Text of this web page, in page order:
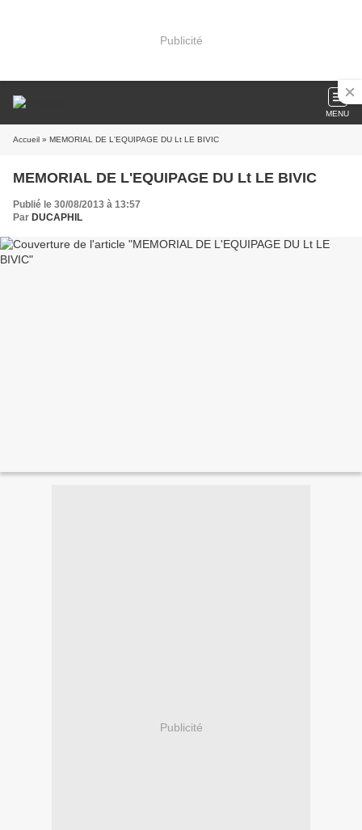
Publicité
MENU
Accueil » MEMORIAL DE L'EQUIPAGE DU Lt LE BIVIC
MEMORIAL DE L'EQUIPAGE DU Lt LE BIVIC
Publié le 30/08/2013 à 13:57
Par DUCAPHIL
Publicité